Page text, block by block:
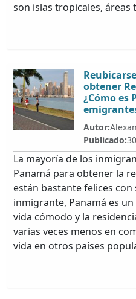
son islas tropicales, áreas
obtener
¿Cómo es
Autor:
Publicado:
La mayoría de los
Panamá para obtener la
están bastante felices con
inmigrante, Panamá es
vida cómodo y la
varias veces menos en
vida en otros países